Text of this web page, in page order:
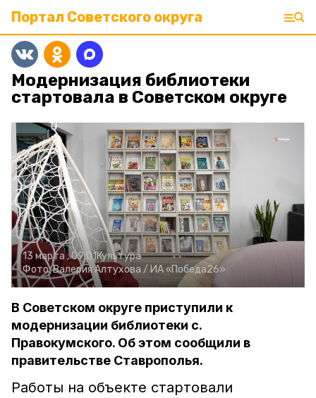
Портал Советского округа
Модернизация библиотеки
стартовала в Советском округе
13 марта , 09:01Культура
Фото:Валерия Алтухова / ИА «Победа26»
В Советском округе приступили к
модернизации библиотеки с.
Правокумского. Об этом сообщили в
правительстве Ставрополья.
Работы на объекте стартовали